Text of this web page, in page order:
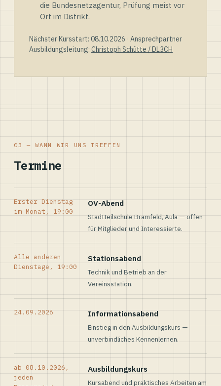
die Bundesnetzagentur, Prüfung meist vor
Ort im Distrikt.
Nächster Kursstart: 08.10.2026 · Ansprechpartner
Ausbildungsleitung: Christoph Schütte / DL3CH
03 — WANN WIR UNS TREFFEN
Termine
Erster Dienstag
im Monat, 19:00
OV-Abend
Stadtteilschule Bramfeld, Aula — offen
für Mitglieder und Interessierte.
Alle anderen
Dienstage, 19:00
Stationsabend
Technik und Betrieb an der
Vereinsstation.
24.09.2026 Informationsabend
Einstieg in den Ausbildungskurs —
unverbindliches Kennenlernen.
ab 08.10.2026,
jeden
Ausbildungskurs
Kursabend und praktisches Arbeiten am